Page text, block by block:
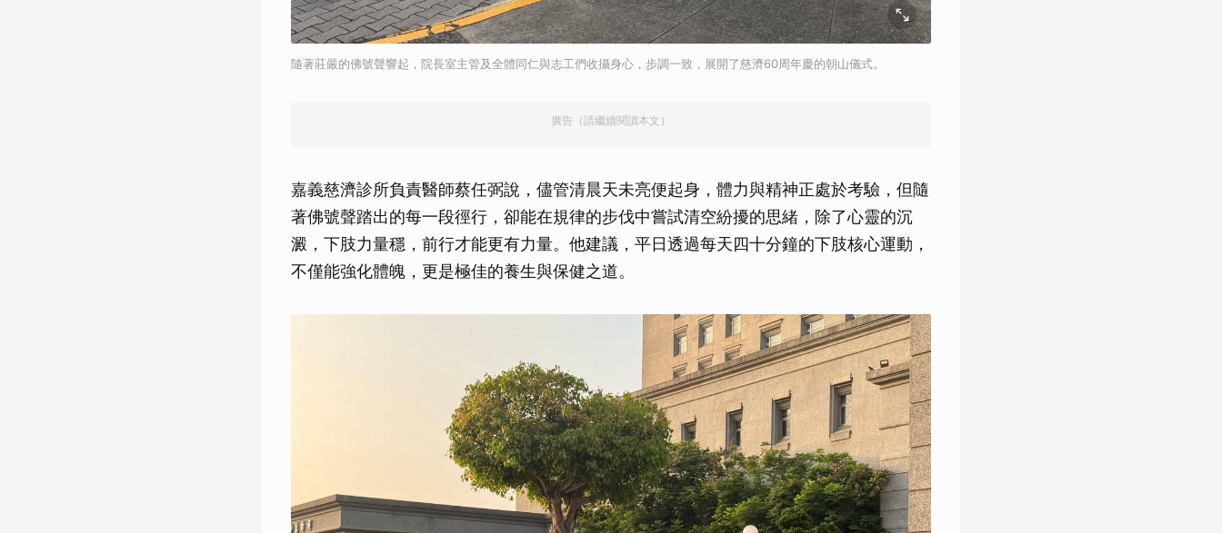
隨著莊嚴的佛號聲響起，院長室主管及全體同仁與志工們收攝身心，步調一致，展開了慈濟60周年慶的朝山儀式。
廣告（請繼續閱讀本文）
嘉義慈濟診所負責醫師蔡任弼說，儘管清晨天未亮便起身，體力與精神正處於考驗，但隨
著佛號聲踏出的每一段徑行，卻能在規律的步伐中嘗試清空紛擾的思緒，除了心靈的沉
澱，下肢力量穩，前行才能更有力量。他建議，平日透過每天四十分鐘的下肢核心運動，
不僅能強化體魄，更是極佳的養生與保健之道。